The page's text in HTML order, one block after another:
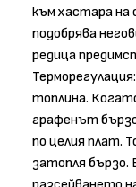
към хастара на
подобрява
редица
топлина.
графенът
по целия плат.
затопля